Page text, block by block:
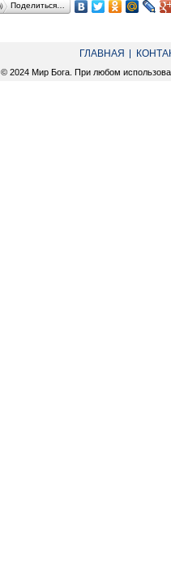
Поделиться…
ГЛАВНАЯ
© 2024 Мир Бога. При любом